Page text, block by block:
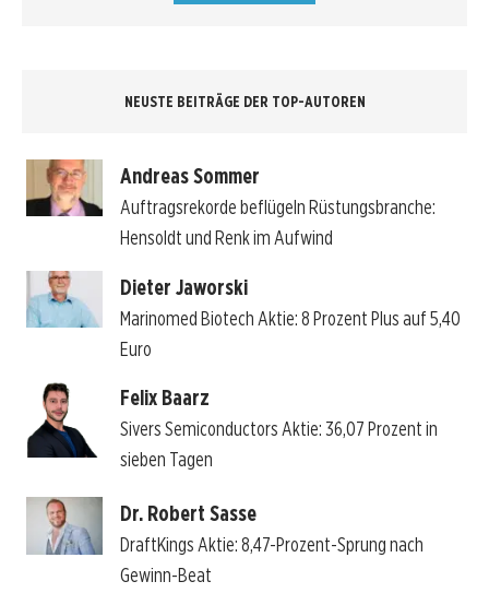
NEUSTE BEITRÄGE DER TOP-AUTOREN
Andreas Sommer
Auftragsrekorde beflügeln Rüstungsbranche:
Hensoldt und Renk im Aufwind
Dieter Jaworski
Marinomed Biotech Aktie: 8 Prozent Plus auf 5,40
Euro
Felix Baarz
Sivers Semiconductors Aktie: 36,07 Prozent in
sieben Tagen
Dr. Robert Sasse
DraftKings Aktie: 8,47-Prozent-Sprung nach
Gewinn-Beat